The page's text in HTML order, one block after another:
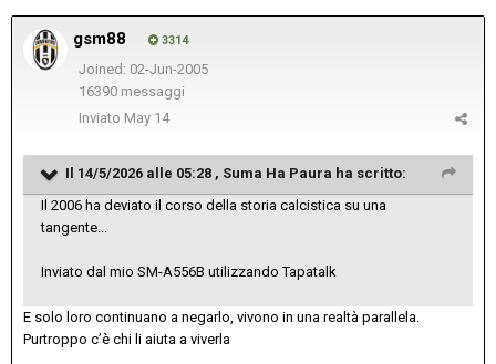
gsm88 3314
Joined: 02-Jun-2005
16390 messaggi
Inviato May 14
Il 14/5/2026 alle 05:28 , Suma Ha Paura ha scritto:
Il 2006 ha deviato il corso della storia calcistica su una
tangente...
Inviato dal mio SM-A556B utilizzando Tapatalk
E solo loro continuano a negarlo, vivono in una realtà parallela.
Purtroppo c’è chi li aiuta a viverla